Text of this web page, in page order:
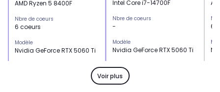
AMD Ryzen 5 8400F
Nbre de coeurs
6 coeurs
Modèle
Nvidia GeForce RTX 5060 Ti
Intel Core i7-14700F
Nbre de coeurs
-
Modèle
Nvidia GeForce RTX 5060 Ti
Mémoire de la carte graphique
8 Go
6
Voir plus